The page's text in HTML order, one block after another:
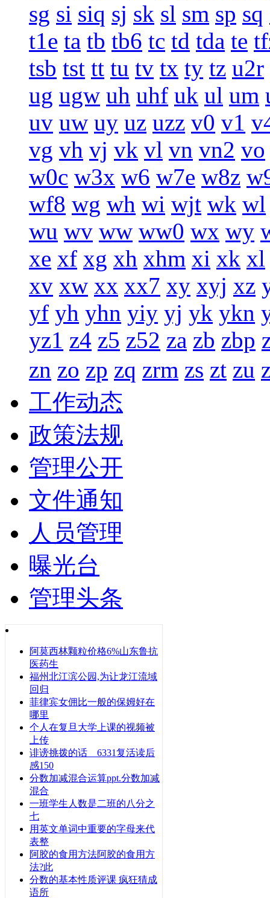
sg si siq sj sk sl sm sp sq
t1e ta tb tb6 tc td tda te
tsb tst tt tu tv tx ty tz u2r
ug ugw uh uhf uk ul um
uv uw uy uz uzz v0 v1
vg vh vj vk vl vn vn2 vo
w0c w3x w6 w7e w8z
wf8 wg wh wi wjt wk wl
wu wv ww ww0 wx wy
xe xf xg xh xhm xi xk xl
xv xw xx xx7 xy xyj xz
yf yh yhn yiy yj yk ykn
yz1 z4 z5 z52 za zb zbp
zn zo zp zq zrm zs zt zu
工作动态
政策法规
管理公开
文件通知
人员管理
曝光台
管理头条
阿莫西林颗粒价格6%山东鲁抗
医药生
福州北江滨公园,为让龙江流域
回归
菲律宾女佣比一般的保姆好在
哪里
个人在复旦大学上课的视频被
上传
诽谤挑拨的话 6331复活读后
感150
分数加减混合运算ppt.分数加减
混合
一班学生人数是二班的八分之
七
用英文单词中重要的字母来代
表整
阿胶的食用方法阿胶的食用方
法?此
分数的基本性质评课 疯狂猜成
语所